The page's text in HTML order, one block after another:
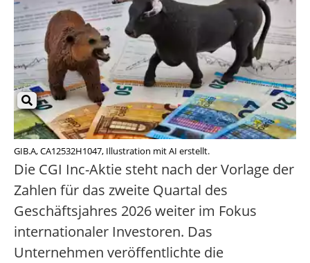
GIB.A, CA12532H1047, Illustration mit AI erstellt.
Die CGI Inc-Aktie steht nach der Vorlage der
Zahlen für das zweite Quartal des
Geschäftsjahres 2026 weiter im Fokus
internationaler Investoren. Das
Unternehmen veröffentlichte die